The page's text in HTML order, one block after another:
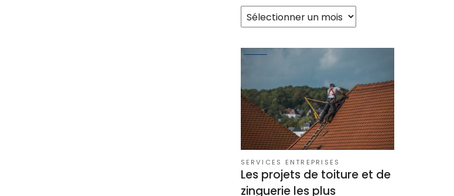
Archives
SERVICES ENTREPRISES
Les projets de toiture et de
zinguerie les plus